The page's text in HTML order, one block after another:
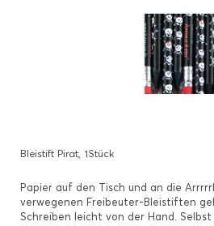
Bleistift Pirat, 1Stück
Papier auf den Tisch und an die
verwegenen Freibeuter-Bleistiften
Schreiben leicht von der Hand.